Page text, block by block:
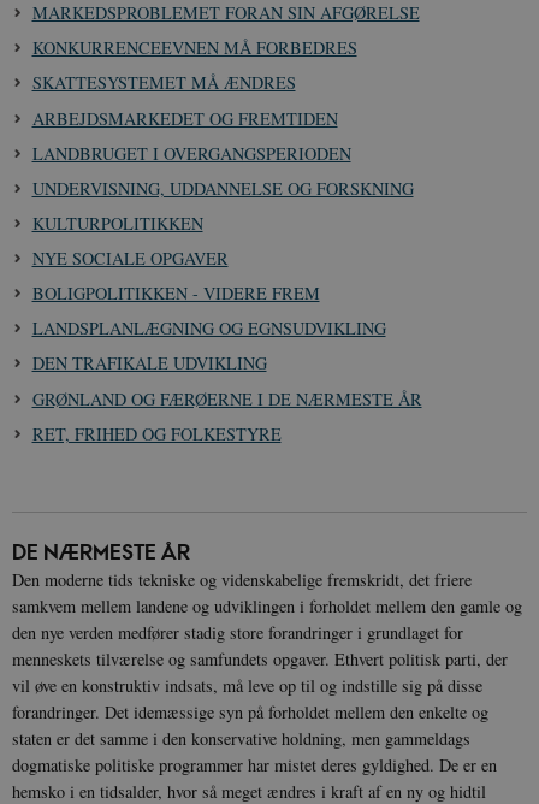
MARKEDSPROBLEMET FORAN SIN AFGØRELSE
KONKURRENCEEVNEN MÅ FORBEDRES
SKATTESYSTEMET MÅ ÆNDRES
ARBEJDSMARKEDET OG FREMTIDEN
LANDBRUGET I OVERGANGSPERIODEN
UNDERVISNING, UDDANNELSE OG FORSKNING
KULTURPOLITIKKEN
NYE SOCIALE OPGAVER
BOLIGPOLITIKKEN - VIDERE FREM
LANDSPLANLÆGNING OG EGNSUDVIKLING
DEN TRAFIKALE UDVIKLING
GRØNLAND OG FÆRØERNE I DE NÆRMESTE ÅR
RET, FRIHED OG FOLKESTYRE
DE NÆRMESTE ÅR
Den moderne tids tekniske og videnskabelige fremskridt, det friere
samkvem mellem landene og udviklingen i forholdet mellem den gamle og
den nye verden medfører stadig store forandringer i grundlaget for
menneskets tilværelse og samfundets opgaver. Ethvert politisk parti, der
vil øve en konstruktiv indsats, må leve op til og indstille sig på disse
forandringer. Det idemæssige syn på forholdet mellem den enkelte og
staten er det samme i den konservative holdning, men gammeldags
dogmatiske politiske programmer har mistet deres gyldighed. De er en
hemsko i en tidsalder, hvor så meget ændres i kraft af en ny og hidtil